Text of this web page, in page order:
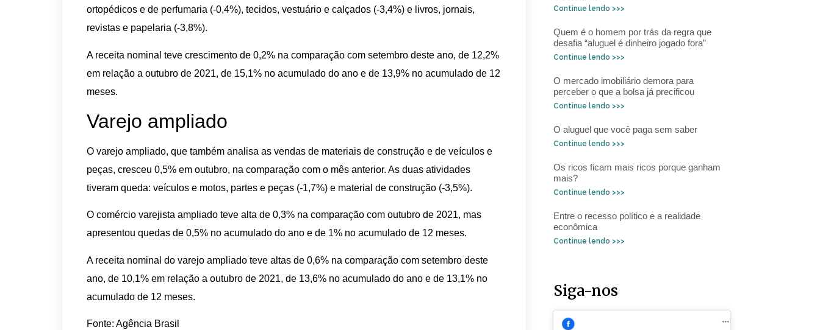
ortopédicos e de perfumaria (-0,4%), tecidos, vestuário e calçados (-3,4%) e livros, jornais,
revistas e papelaria (-3,8%).
A receita nominal teve crescimento de 0,2% na comparação com setembro deste ano, de 12,2%
em relação a outubro de 2021, de 15,1% no acumulado do ano e de 13,9% no acumulado de 12
meses.
Varejo ampliado
O varejo ampliado, que também analisa as vendas de materiais de construção e de veículos e
peças, cresceu 0,5% em outubro, na comparação com o mês anterior. As duas atividades
tiveram queda: veículos e motos, partes e peças (-1,7%) e material de construção (-3,5%).
O comércio varejista ampliado teve alta de 0,3% na comparação com outubro de 2021, mas
apresentou quedas de 0,5% no acumulado do ano e de 1% no acumulado de 12 meses.
A receita nominal do varejo ampliado teve altas de 0,6% na comparação com setembro deste
ano, de 10,1% em relação a outubro de 2021, de 13,6% no acumulado do ano e de 13,1% no
acumulado de 12 meses.
Fonte: Agência Brasil
Continue lendo >>>
Quem é o homem por trás da regra que
desafia “aluguel é dinheiro jogado fora”
Continue lendo >>>
O mercado imobiliário demora para
perceber o que a bolsa já precificou
Continue lendo >>>
O aluguel que você paga sem saber
Continue lendo >>>
Os ricos ficam mais ricos porque ganham
mais?
Continue lendo >>>
Entre o recesso político e a realidade
econômica
Continue lendo >>>
Siga-nos